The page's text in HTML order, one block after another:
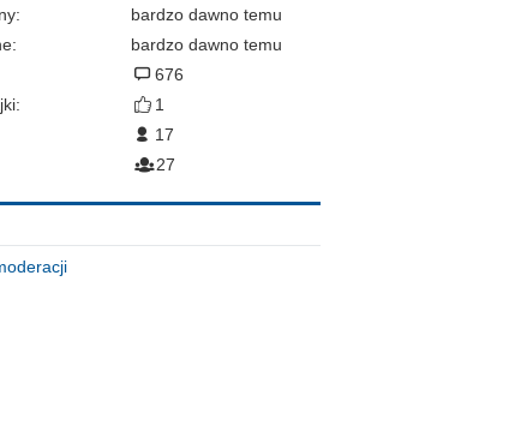
bardzo dawno temu
bardzo dawno temu
676
1
17
27